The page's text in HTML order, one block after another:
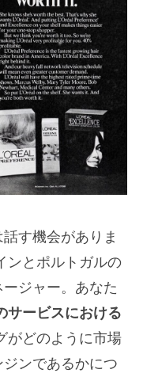
す機会がありま
ンとポルトガルの
ジャー。あなた
サービスにおける
がどのように市場
ンであるかにつ